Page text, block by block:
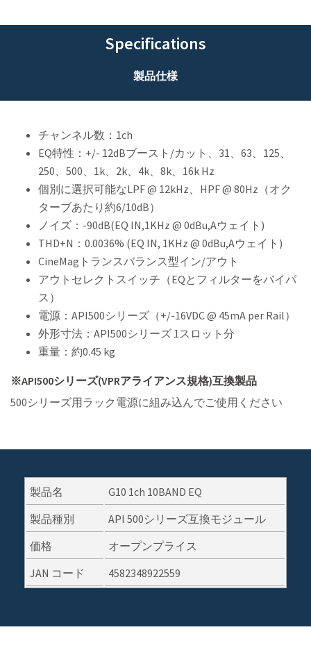
Specifications
製品仕様
チャンネル数：1ch
EQ特性：+/- 12dBブースト/カット、31、63、125、
250、500、1k、2k、4k、8k、16k Hz
個別に選択可能なLPF @ 12kHz、HPF @ 80Hz（オク
ターブあたり約6/10dB）
ノイズ：-90dB(EQ IN,1KHz @ 0dBu,Aウェイト)
THD+N：0.0036% (EQ IN, 1KHz @ 0dBu,Aウェイト)
CineMagトランスバランス型イン/アウト
アウトセレクトスイッチ（EQとフィルターをバイパ
ス）
電源：API500シリーズ（+/-16VDC @ 45mA per Rail）
外形寸法：API500シリーズ 1スロット分
重量：約0.45 kg
※API500シリーズ(VPRアライアンス規格)互換製品
500シリーズ用ラック電源に組み込んでご使用ください
製品名
G10 1ch 10BAND EQ
製品種別
API 500シリーズ互換モジュール
価格
オープンプライス
JAN コード
4582348922559